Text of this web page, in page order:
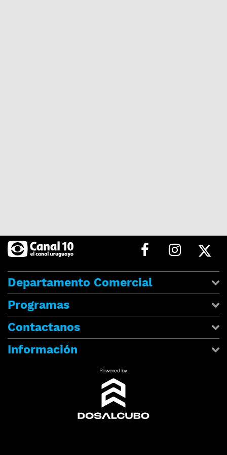
Departamento Comercial
Programas
Contactanos
Información